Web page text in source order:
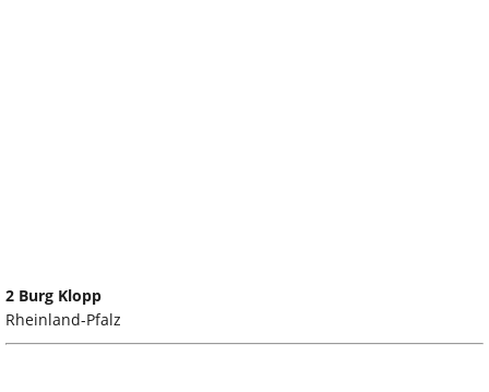
2 Burg Klopp
Rheinland-Pfalz